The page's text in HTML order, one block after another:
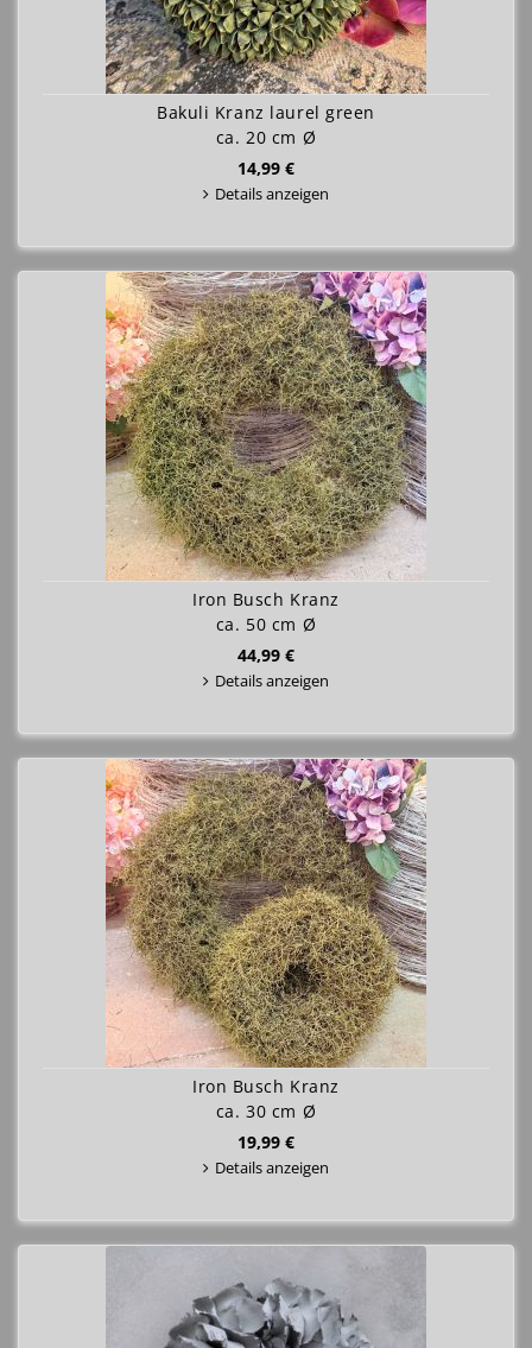
Bakuli Kranz laurel green
ca. 20 cm Ø
14,99 €
Details anzeigen
Iron Busch Kranz
ca. 50 cm Ø
44,99 €
Details anzeigen
Iron Busch Kranz
ca. 30 cm Ø
19,99 €
Details anzeigen